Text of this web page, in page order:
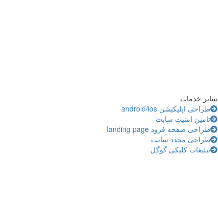
سایر خدمات
طراحی اپلیکیشن android/ios
تامین امنیت سایت
طراحی صفحه فرود landing page
طراحی مجدد سایت
تبلیغات کلیکی گوگل